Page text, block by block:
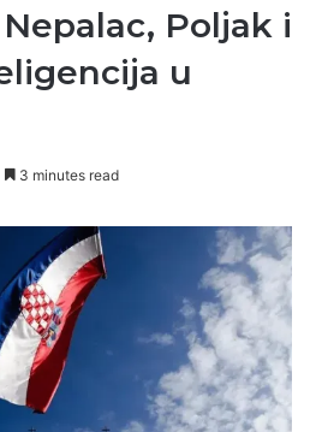
Poljak i
u
3 minutes read